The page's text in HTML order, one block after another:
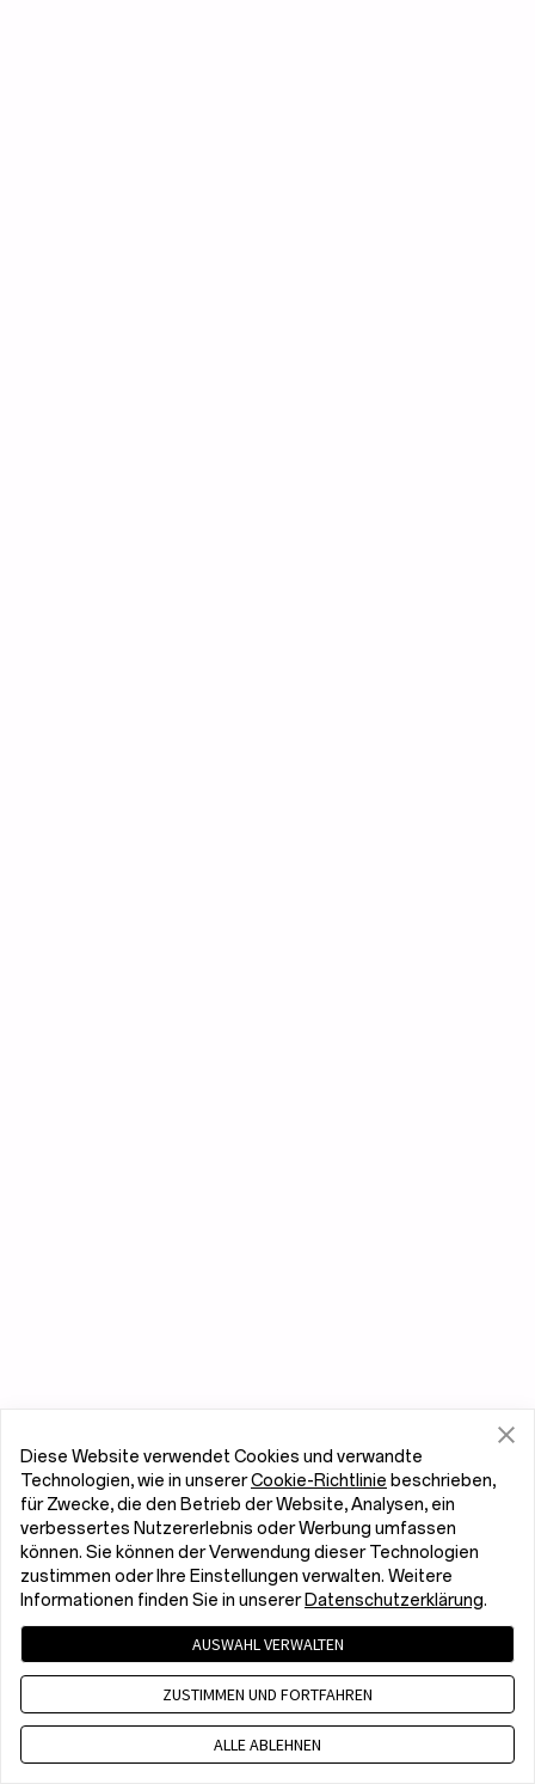
Diese Website verwendet Cookies und verwandte
Technologien, wie in unsererCookie-Richtlinie beschrieben,
für Zwecke, die den Betrieb der Website, Analysen, ein
verbessertes Nutzererlebnis oder Werbung umfassen
können. Sie können der Verwendung dieser Technologien
zustimmen oder Ihre Einstellungen verwalten. Weitere
Informationen finden Sie in unserer Datenschutzerklärung.
AUSWAHL VERWALTEN
ZUSTIMMEN UND FORTFAHREN
ALLE ABLEHNEN